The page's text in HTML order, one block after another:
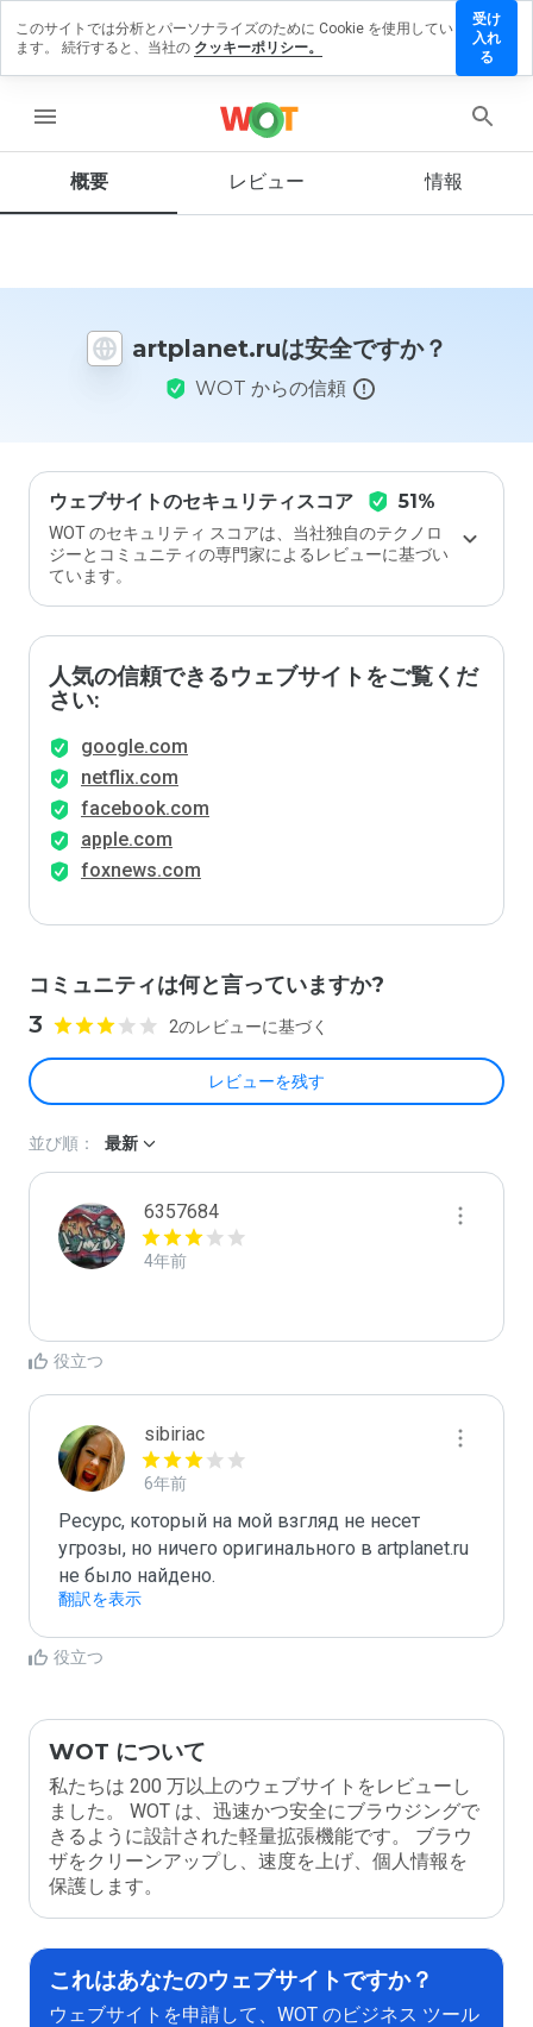
menu
概要 レビュー 情報
artplanet.ruは安全ですか？
WOT からの信頼
ウェブサイトのセキュリティスコア 51%
WOT のセキュリティ スコアは、当社独自のテクノロ
ジーとコミュニティの専門家によるレビューに基づい
ています。
人気の信頼できるウェブサイトをご覧くだ
さい:
google.com
netflix.com
facebook.com
apple.com
foxnews.com
コミュニティは何と言っていますか?
3 2のレビューに基づく
レビューを残す
ビュ
残す
この
イト
価し
ます
か？
並び順： 最新
6357684
4年前
役立つ
sibiriac
6年前
Ресурс, который на мой взгляд не несет
угрозы, но ничего оригинального в artplanet.ru
не было найдено.
翻訳を表示
役立つ
WOT について
私たちは 200 万以上のウェブサイトをレビューし
ました。 WOT は、迅速かつ安全にブラウジングで
きるように設計された軽量拡張機能です。 ブラウ
ザをクリーンアップし、速度を上げ、個人情報を
保護します。
これはあなたのウェブサイトですか？
ウェブサイトを申請して、WOT のビジネス ツール
このサイトでは分析とパーソナライズのために Cookie を使用してい
ます。 続行すると、当社の クッキーポリシー。
受け
入れ
る